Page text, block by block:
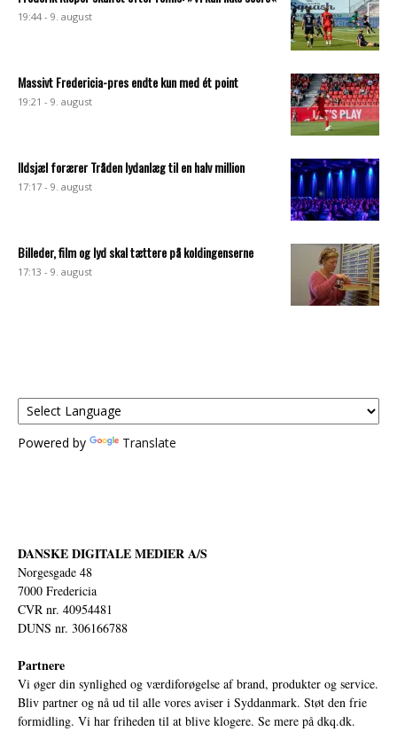
19:44 - 9. august
Massivt Fredericia-pres endte kun med ét point
19:21 - 9. august
Ildsjæl forærer Tråden lydanlæg til en halv million
17:17 - 9. august
Billeder, film og lyd skal tættere på koldingenserne
17:13 - 9. august
Powered by Translate
DANSKE DIGITALE MEDIER A/S
Norgesgade 48
7000 Fredericia
CVR nr. 40954481
DUNS nr. 306166788
Partnere
Vi øger din synlighed og værdiforøgelse af brand, produkter og service.
Bliv partner og nå ud til alle vores aviser i Syddanmark. Støt den frie
formidling. Vi har friheden til at blive klogere. Se mere på dkq.dk.